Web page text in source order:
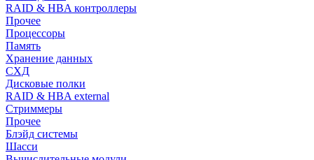
RAID & HBA контроллеры
Прочее
Процессоры
Память
Хранение данных
СХД
Дисковые полки
RAID & HBA external
Стриммеры
Прочее
Блэйд системы
Шасси